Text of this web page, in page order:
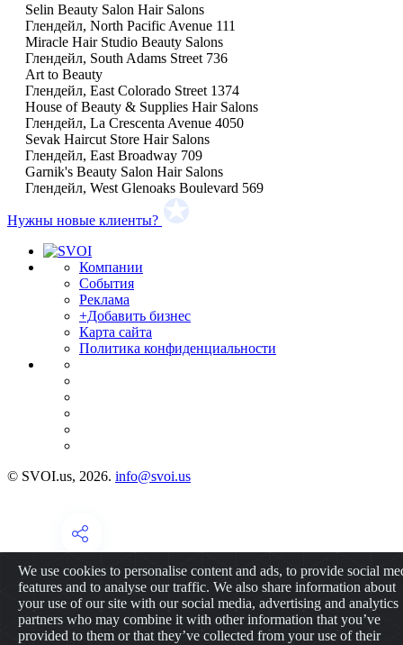
Selin Beauty Salon Hair Salons
Глендейл, North Pacific Avenue 111
Miracle Hair Studio Beauty Salons
Глендейл, South Adams Street 736
Art to Beauty
Глендейл, East Colorado Street 1374
House of Beauty & Supplies Hair Salons
Глендейл, La Crescenta Avenue 4050
Sevak Haircut Store Hair Salons
Глендейл, East Broadway 709
Garnik's Beauty Salon Hair Salons
Глендейл, West Glenoaks Boulevard 569
Нужны новые клиенты?
Компании
События
Реклама
+Добавить бизнес
Карта сайта
Политика конфиденциальности
© SVOI.us, 2026. info@svoi.us
We use cookies to personalise content and ads, to provide social
features and to analyse our traffic. We also share information about
your use of our site with our social media, advertising and analytics
partners who may combine it with other information that you’ve
provided to them or that they’ve collected from your use of their